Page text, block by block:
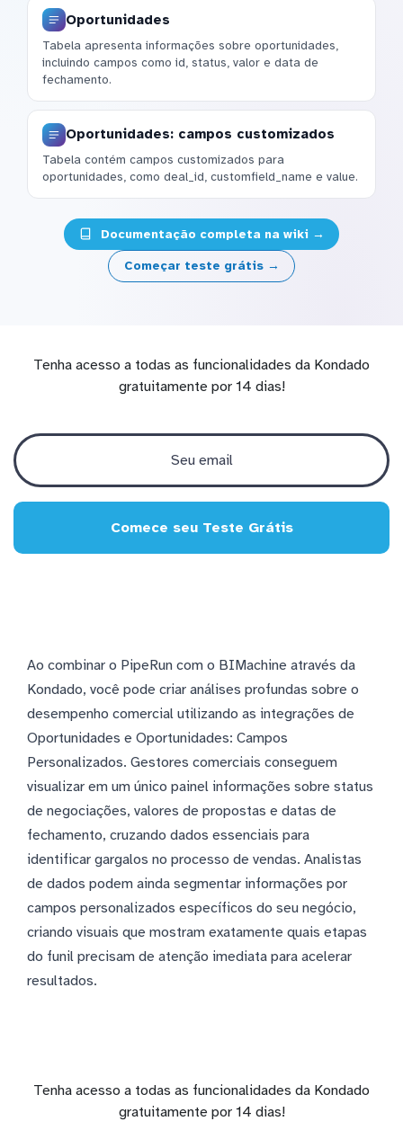
Oportunidades
Tabela apresenta informações sobre oportunidades,
incluindo campos como id, status, valor e data de
fechamento.
Oportunidades: campos customizados
Tabela contém campos customizados para
oportunidades, como deal_id, customfield_name e value.
Documentação completa na wiki →
Começar teste grátis →
Tenha acesso a todas as funcionalidades da Kondado
gratuitamente por 14 dias!
Comece seu Teste Grátis
Ao combinar o PipeRun com o BIMachine através da
Kondado, você pode criar análises profundas sobre o
desempenho comercial utilizando as integrações de
Oportunidades e Oportunidades: Campos
Personalizados. Gestores comerciais conseguem
visualizar em um único painel informações sobre status
de negociações, valores de propostas e datas de
fechamento, cruzando dados essenciais para
identificar gargalos no processo de vendas. Analistas
de dados podem ainda segmentar informações por
campos personalizados específicos do seu negócio,
criando visuais que mostram exatamente quais etapas
do funil precisam de atenção imediata para acelerar
resultados.
Tenha acesso a todas as funcionalidades da Kondado
gratuitamente por 14 dias!